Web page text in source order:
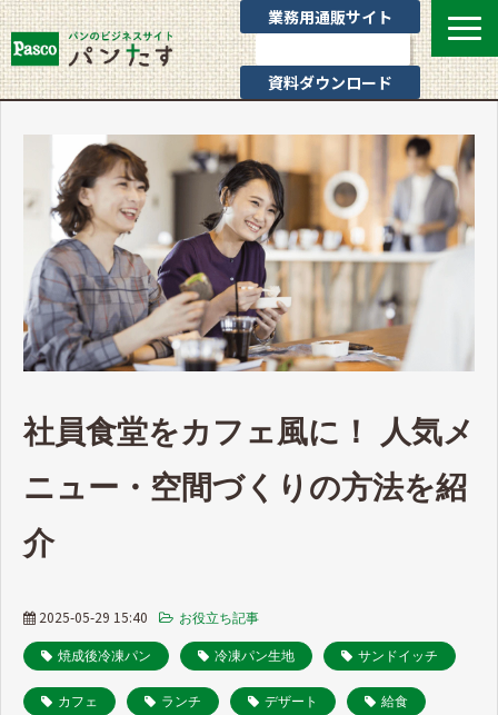
業務用通販サイト
資料ダウンロード
業態別提案
カテゴリ一覧
お役立ちブログ
Pascoのサポート
通販サイトのご案内
よくあるご質問
社員食堂をカフェ風に！ 人気メ
ニュー・空間づくりの方法を紹
介
2025-05-29 15:40 お役立ち記事
焼成後冷凍パン 冷凍パン生地 サンドイッチ
カフェ ランチ デザート 給食